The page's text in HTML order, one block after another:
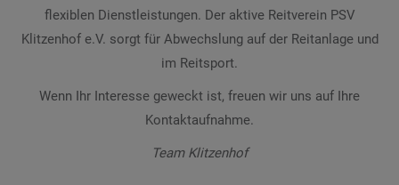
flexiblen Dienstleistungen. Der aktive Reitverein PSV
Klitzenhof e.V. sorgt für Abwechslung auf der Reitanlage und
im Reitsport.
Wenn Ihr Interesse geweckt ist, freuen wir uns auf Ihre
Kontaktaufnahme.
Team Klitzenhof